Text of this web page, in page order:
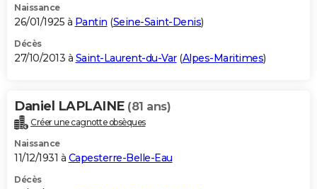
Naissance
26/01/1925 à Pantin (Seine-Saint-Denis)
Décès
27/10/2013 à Saint-Laurent-du-Var(Alpes-Maritimes)
Daniel LAPLAINE (81 ans)
Créer une cagnotte obsèques
Naissance
11/12/1931 à Capesterre-Belle-Eau
Décès